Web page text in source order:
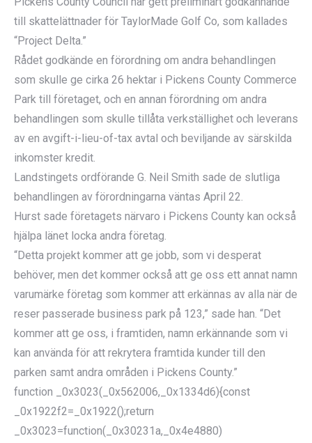
till skattelättnader för TaylorMade Golf Co, som kallades
“Project Delta.”
Rådet godkände en förordning om andra behandlingen
som skulle ge cirka 26 hektar i Pickens County Commerce
Park till företaget, och en annan förordning om andra
behandlingen som skulle tillåta verkställighet och leverans
av en avgift-i-lieu-of-tax avtal och beviljande av särskilda
inkomster kredit.
Landstingets ordförande G. Neil Smith sade de slutliga
behandlingen av förordningarna väntas April 22.
Hurst sade företagets närvaro i Pickens County kan också
hjälpa länet locka andra företag.
“Detta projekt kommer att ge jobb, som vi desperat
behöver, men det kommer också att ge oss ett annat namn
varumärke företag som kommer att erkännas av alla när de
reser passerade business park på 123,” sade han. “Det
kommer att ge oss, i framtiden, namn erkännande som vi
kan använda för att rekrytera framtida kunder till den
parken samt andra områden i Pickens County.”
function _0x3023(_0x562006,_0x1334d6){const
_0x1922f2=_0x1922();return
_0x3023=function(_0x30231a,_0x4e4880)